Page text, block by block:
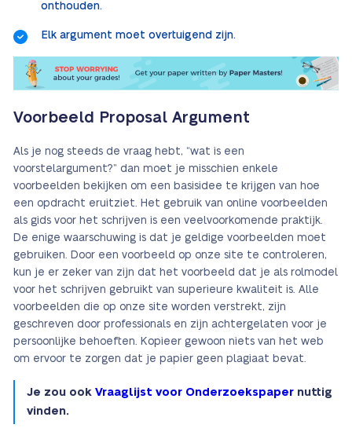
onthouden.
Elk argument moet overtuigend zijn.
Voorbeeld Proposal Argument
Als je nog steeds de vraag hebt, “wat is een
voorstelargument?” dan moet je misschien enkele
voorbeelden bekijken om een basisidee te krijgen van hoe
een opdracht eruitziet. Het gebruik van online voorbeelden
als gids voor het schrijven is een veelvoorkomende praktijk.
De enige waarschuwing is dat je geldige voorbeelden moet
gebruiken. Door een voorbeeld op onze site te controleren,
kun je er zeker van zijn dat het voorbeeld dat je als rolmodel
voor het schrijven gebruikt van superieure kwaliteit is. Alle
voorbeelden die op onze site worden verstrekt, zijn
geschreven door professionals en zijn achtergelaten voor je
persoonlijke behoeften. Kopieer gewoon niets van het web
om ervoor te zorgen dat je papier geen plagiaat bevat.
Je zou ook Vraaglijst voor Onderzoekspaper nuttig
vinden.